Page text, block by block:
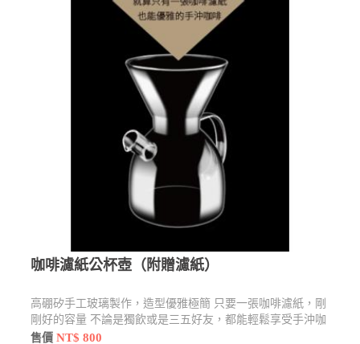
咖啡濾紙公杯壺（附贈濾紙）
高硼矽手工玻璃製作，造型優雅極簡 只要一張咖啡濾紙，剛
剛好的容量 不論是獨飲或是三五好友，都能輕鬆享受手沖咖
啡的樂趣。
售價NT$ 800